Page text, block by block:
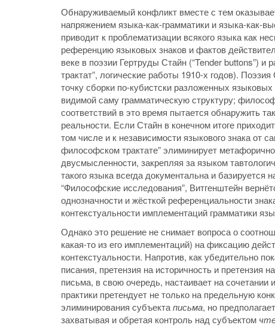
Обнаруживаемый конфликт вместе с тем
напряжением языка-как-грамматики и языка-как-
приводит к проблематизации всякого языка как
референцию языковых знаков и фактов
веке в поэзии Гертруды Стайн (“Tender buttons”)
трактат”, логические работы 1910-х годов).
точку сборки по-кубистски разложенных
видимой саму грамматическую структуру;
соответствий в это время пытается обнаружить
реальности. Если Стайн в конечном итоге
том числе и к независимости языкового знака от
философском трактате” элиминирует
двусмысленности, закрепляя за языком
такого языка всегда документальна и
“Философские исследования”, Витгенштейн
однозначности и жёсткой референциальности
контекстуальности имплементаций грамматики
Однако это решение не снимает вопроса о
какая-то из его имплементаций) на фиксацию
контекстуальности. Напротив, как убедительно
писания, претензия на историчность и претензия
письма, в свою очередь, настаивает на сочетании
практики претендует не только на предельную
элиминирования субъектаписьма, но
захватывая и обретая контроль над субъектом